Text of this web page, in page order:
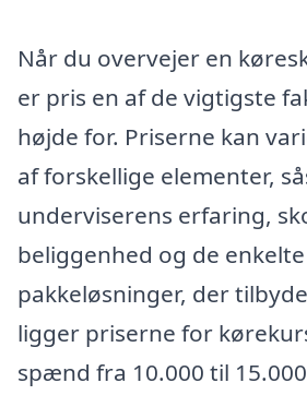
Når du overvejer en
er pris en af de vigtigste
højde for. Priserne kan
af forskellige elementer,
underviserens erfaring,
beliggenhed og de enkelte
pakkeløsninger, der
ligger priserne for
spænd fra 10.000 til